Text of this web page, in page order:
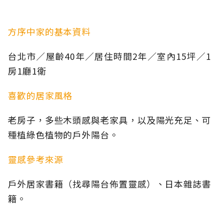
方序中家的基本資料
台北市／屋齡40年／居住時間2年／室內15坪／1
房1廳1衛
喜歡的居家風格
老房子，多些木頭感與老家具，以及陽光充足、可
種植綠色植物的戶外陽台。
靈感參考來源
戶外居家書籍（找尋陽台佈置靈感）、日本雜誌書
籍。